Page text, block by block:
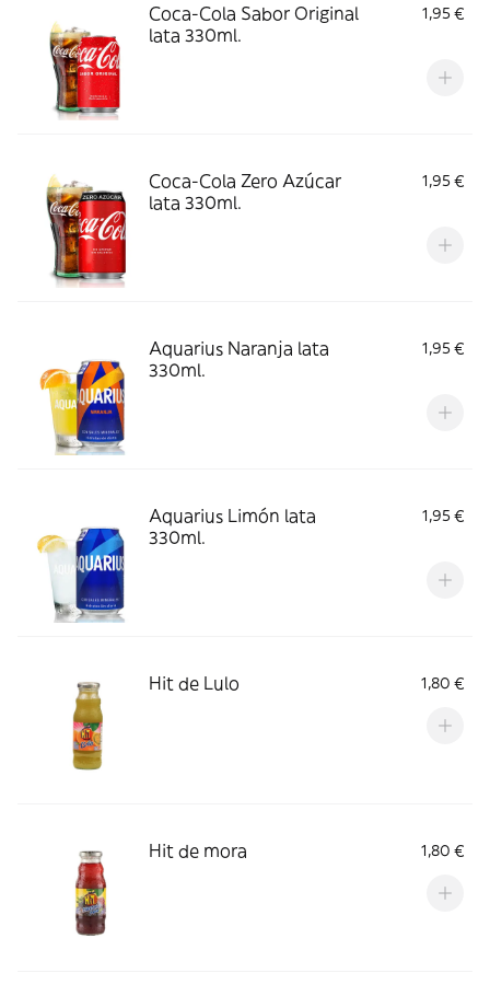
Coca-Cola Sabor Original
lata 330ml.
1,95 €
Coca-Cola Zero Azúcar
lata 330ml.
1,95 €
Aquarius Naranja lata
330ml.
1,95 €
Aquarius Limón lata
330ml.
1,95 €
Hit de Lulo 1,80 €
Hit de mora 1,80 €